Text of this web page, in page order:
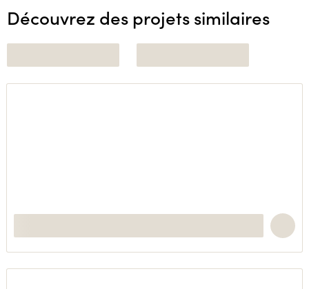
Découvrez des projets similaires